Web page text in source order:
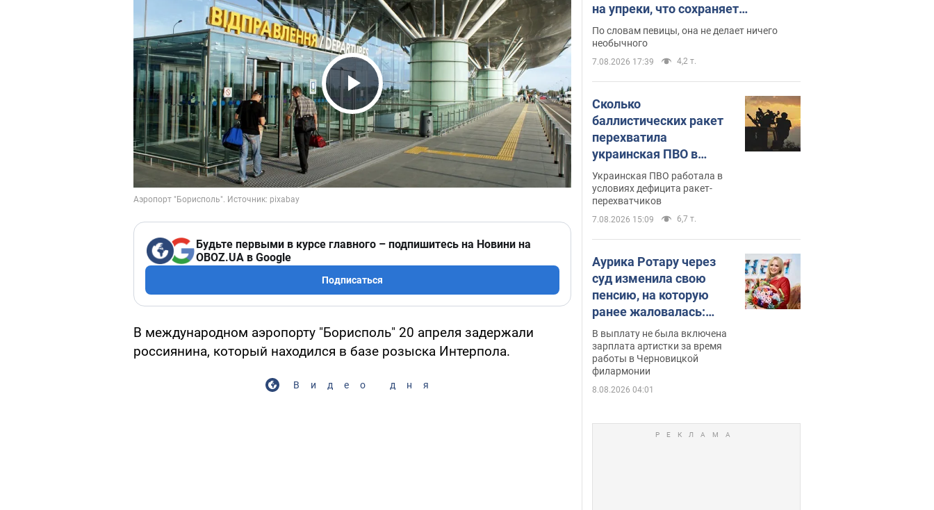
Play Video
Будьте первыми в курсе главного – подпишитесь на Новини на
OBOZ.UA в Google
Подписаться
В международном аэропорту "Борисполь" 20 апреля задержали
россиянина, который находился в базе розыска Интерпола.
Видео дня
на упреки, что сохраняет
молодость, ведь у нее нет детей
По словам певицы, она не делает ничего
необычного
7.08.2026 17:39 4,2 т.
Сколько
баллистических ракет
перехватила
украинская ПВО в
июле: в Минобороны
назвали цифру
Украинская ПВО работала в
условиях дефицита ракет-
перехватчиков
7.08.2026 15:09 6,7 т.
Аурика Ротару через
суд изменила свою
пенсию, на которую
ранее жаловалась:
сколько получала
певица
В выплату не была включена
зарплата артистки за время
работы в Черновицкой
филармонии
8.08.2026 04:01